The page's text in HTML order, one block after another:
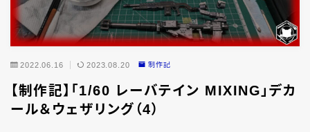
お問い合わせ
2022.06.16 2023.08.20 制作記
【制作記】「1/60 レーバテイン MIXING」デカ
ール＆ウェザリング（4）